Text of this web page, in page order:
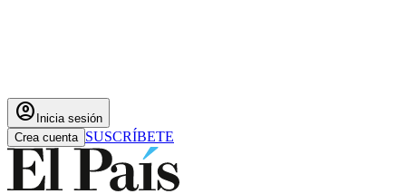
account_circle Inicia sesión
Crea cuenta SUSCRÍBETE